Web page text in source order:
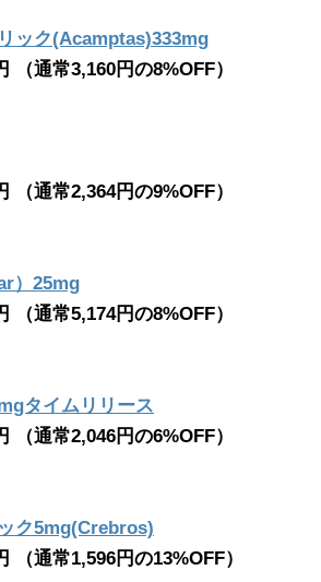
ック(Acamptas)333mg
（通常3,160円の8%OFF）
（通常2,364円の9%OFF）
）25mg
（通常5,174円の8%OFF）
タイムリリース
（通常2,046円の6%OFF）
ク5mg(Crebros)
（通常1,596円の13%OFF）